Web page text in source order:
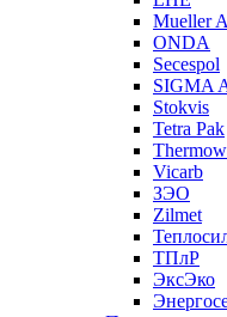
Mueller
ONDA
Secespol
SIGMA
Stokvis
Tetra Pak
Vicarb
ЗЭО
Zilmet
ТПлР
ЭксЭко